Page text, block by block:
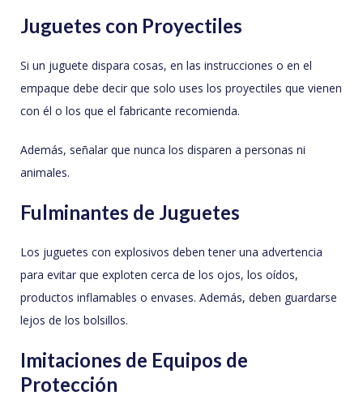
Juguetes con Proyectiles
Si un juguete dispara cosas, en las instrucciones o en el
empaque debe decir que solo uses los proyectiles que vienen
con él o los que el fabricante recomienda.
Además, señalar que nunca los disparen a personas ni
animales.
Fulminantes de Juguetes
Los juguetes con explosivos deben tener una advertencia
para evitar que exploten cerca de los ojos, los oídos,
productos inflamables o envases. Además, deben guardarse
lejos de los bolsillos.
Imitaciones de Equipos de
Protección